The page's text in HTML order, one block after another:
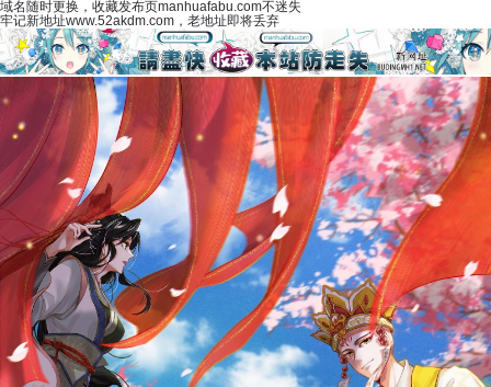
域名随时更换，收藏发布页manhuafabu.com不迷失
牢记新地址www.52akdm.com，老地址即将丢弃